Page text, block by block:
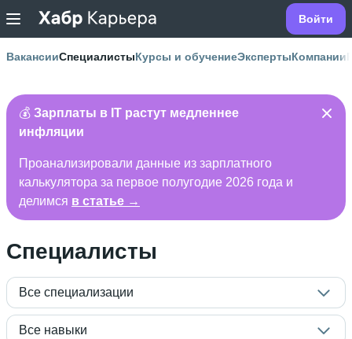
Войти
ВакансииСпециалистыКурсы и обучениеЭкспертыКомпании
💰 Зарплаты в IT растут медленнее
инфляции
Проанализировали данные из зарплатного
калькулятора за первое полугодие 2026 года и
делимся в статье →
Специалисты
Все специализации
Все навыки